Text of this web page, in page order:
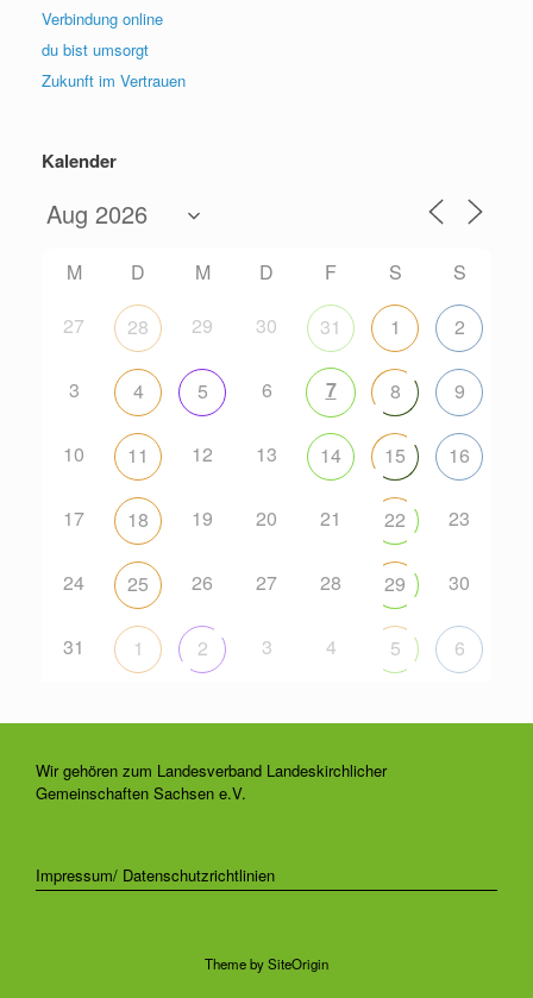
Verbindung online
du bist umsorgt
Zukunft im Vertrauen
Kalender
M D M D F S
S
27
28 29 30 31 1 2
3 4 5 6 7 8 9
10 11 12 13 14 15 16
17 18 19 20 21 22 23
24 25 26 27 28 29 30
31 1 2 3 4 5 6
Wir gehören zum Landesverband Landeskirchlicher
Gemeinschaften Sachsen e.V.
Impressum/ Datenschutzrichtlinien
Theme bySiteOrigin